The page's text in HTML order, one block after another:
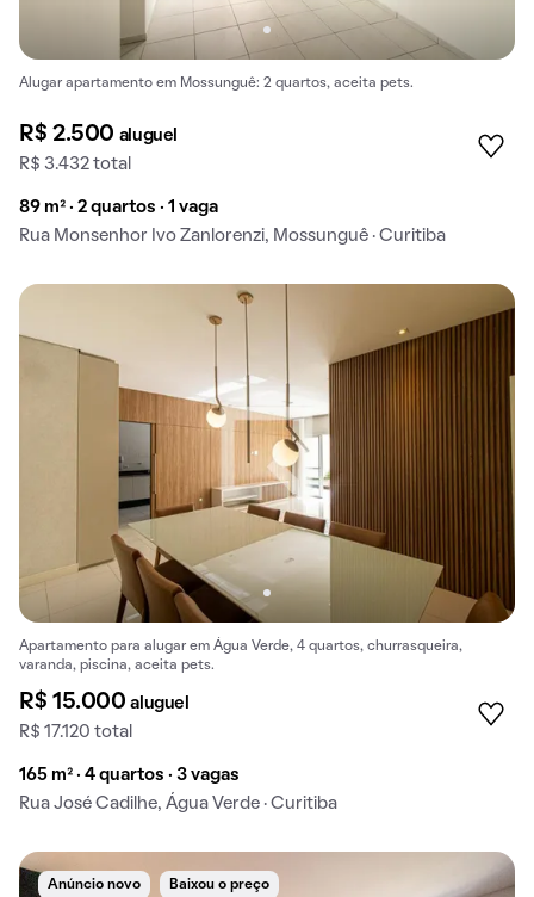
Alugar apartamento em Mossunguê: 2 quartos, aceita pets.
R$ 2.500 aluguel
R$ 3.432 total
89 m² · 2 quartos · 1 vaga
Rua Monsenhor Ivo Zanlorenzi, Mossunguê · Curitiba
Apartamento para alugar em Água Verde, 4 quartos, churrasqueira,
varanda, piscina, aceita pets.
R$ 15.000aluguel
R$ 17.120 total
165 m² · 4 quartos · 3 vagas
Rua José Cadilhe, Água Verde · Curitiba
Anúncio novo Baixou o preço